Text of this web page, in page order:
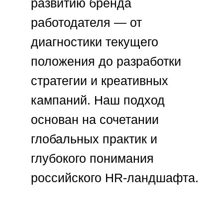
Москва, ул. Летниковская, 2с1, к.D
Связаться с нами
info@s-q-n.ru
telegram
ПОЛИТИКА ОБРАБОТКИ
ПЕРСОНАЛЬНЫХ ДАННЫХ
СОГЛАСИЕ НА ОБРАБОТКУ